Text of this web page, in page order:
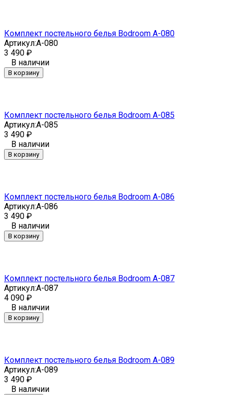
Комплект постельного белья Bodroom A-080
Артикул:A-080
3 490 ₽
В наличии
В корзину
Комплект постельного белья Bodroom A-085
Артикул:A-085
3 490 ₽
В наличии
В корзину
Комплект постельного белья Bodroom A-086
Артикул:A-086
3 490 ₽
В наличии
В корзину
Комплект постельного белья Bodroom A-087
Артикул:A-087
4 090 ₽
В наличии
В корзину
Комплект постельного белья Bodroom A-089
Артикул:A-089
3 490 ₽
В наличии